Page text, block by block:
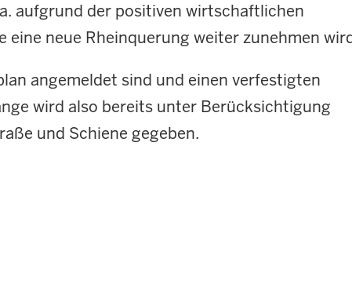
aufgrund der positiven wirtschaftlichen
neue Rheinquerung weiter zunehmen
angemeldet sind und einen verfestigten
wird also bereits unter Berücksichtigung
und Schiene gegeben.